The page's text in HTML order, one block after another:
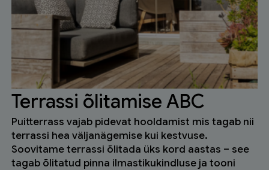
Terrassi õlitamise ABC
Puitterrass vajab pidevat hooldamist mis tagab nii
terrassi hea väljanägemise kui kestvuse.
Soovitame terrassi õlitada üks kord aastas – see
tagab õlitatud pinna ilmastikukindluse ja tooni